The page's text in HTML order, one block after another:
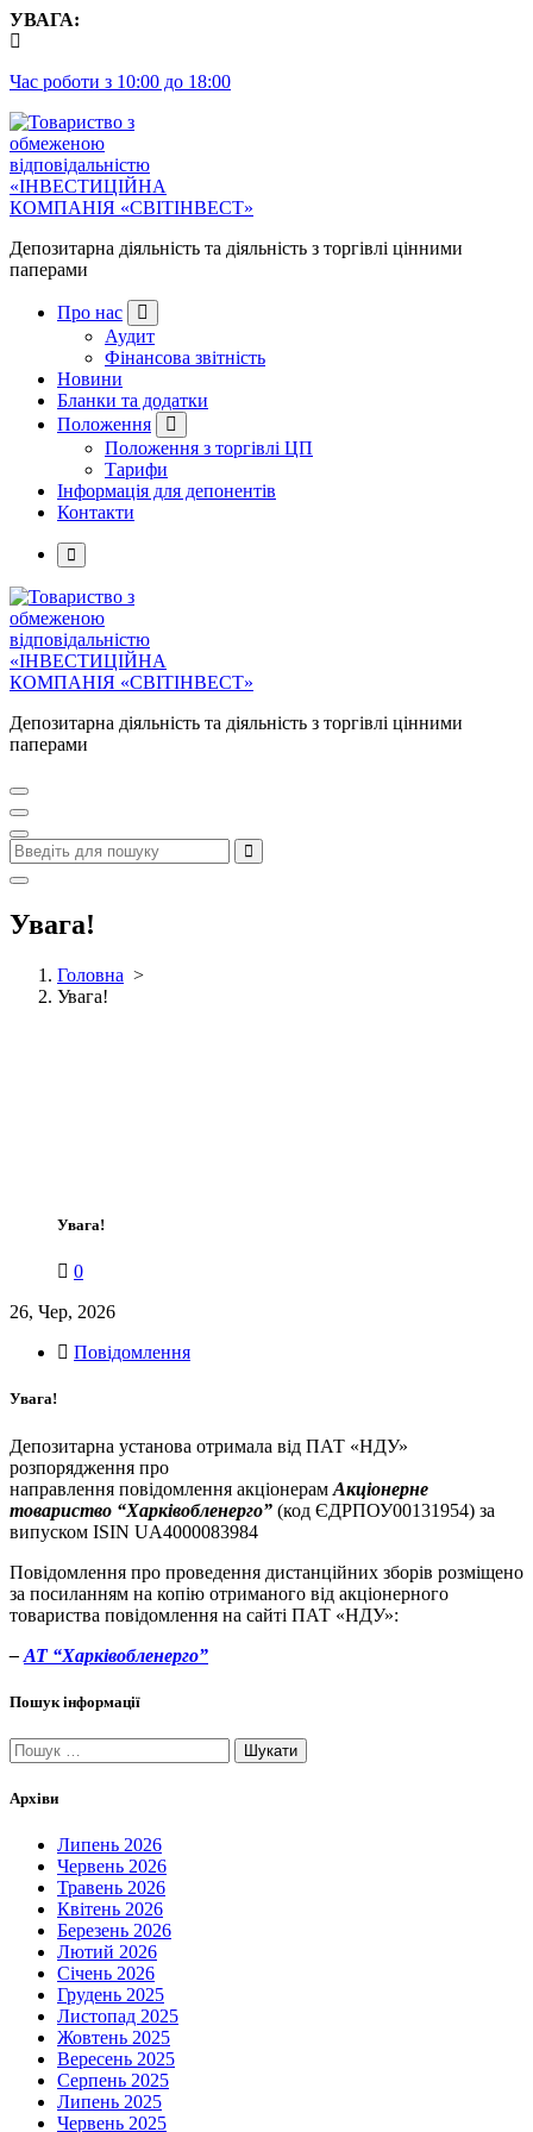
Перейти
до
УВАГА:
Час роботи з 10:00 до 18:00
Депозитарна діяльність та діяльність з торгівлі цінними
паперами
Про нас
Аудит
Фінансова звітність
Новини
Бланки та додатки
Положення
Положення з торгівлі ЦП
Тарифи
Інформація для депонентів
Контакти
Депозитарна діяльність та діяльність з торгівлі цінними
паперами
Увага!
Головна >
Увага!
Увага!
0
26, Чер, 2026
Повідомлення
Увага!
Депозитарна установа отримала від ПАТ «НДУ»
розпорядження про
направлення повідомлення акціонерам Акціонерне
товариство “Харківобленерго” (код ЄДРПОУ00131954) за
випуском ISIN UA4000083984
Повідомлення про проведення дистанційних зборів розміщено
за посиланням на копію отриманого від акціонерного
товариства повідомлення на сайті ПАТ «НДУ»:
– АТ “Харківобленерго”
Пошук інформації
Пошук:
Архіви
Липень 2026
Червень 2026
Травень 2026
Квітень 2026
Березень 2026
Лютий 2026
Січень 2026
Грудень 2025
Листопад 2025
Жовтень 2025
Вересень 2025
Серпень 2025
Липень 2025
Червень 2025